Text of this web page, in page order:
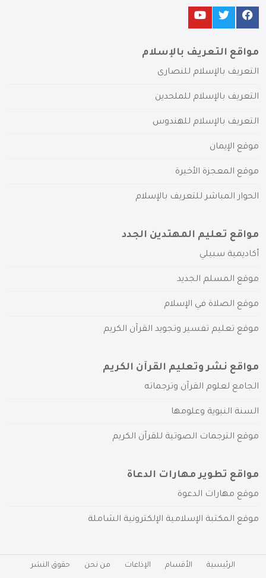
مواقع التعريف بالإسلام
التعريف بالإسلام للنصارى
التعريف بالإسلام للملحدين
التعريف بالإسلام للهندوس
موقع الإيمان
موقع المعجزة الأخيرة
الحوار المباشر للتعريف بالإسلام
مواقع تعليم المهتدين الجدد
أكاديمية سبيلي
موقع المسلم الجديد
موقع الصلاة في الإسلام
موقع تعليم تفسير وتجويد القرآن الكريم
مواقع نشر وتعليم القرآن الكريم
الجامع لعلوم القرآن وترجماته
السنة النبوية وعلومها
موقع الترجمات الصوتية للقرآن الكريم
مواقع تطوير مهارات الدعاة
موقع مهارات الدعوة
موقع المكتبة الإسلامية الإلكترونية الشاملة
الرئيسية الأقسام الإذاعات من نحن حقوق النشر